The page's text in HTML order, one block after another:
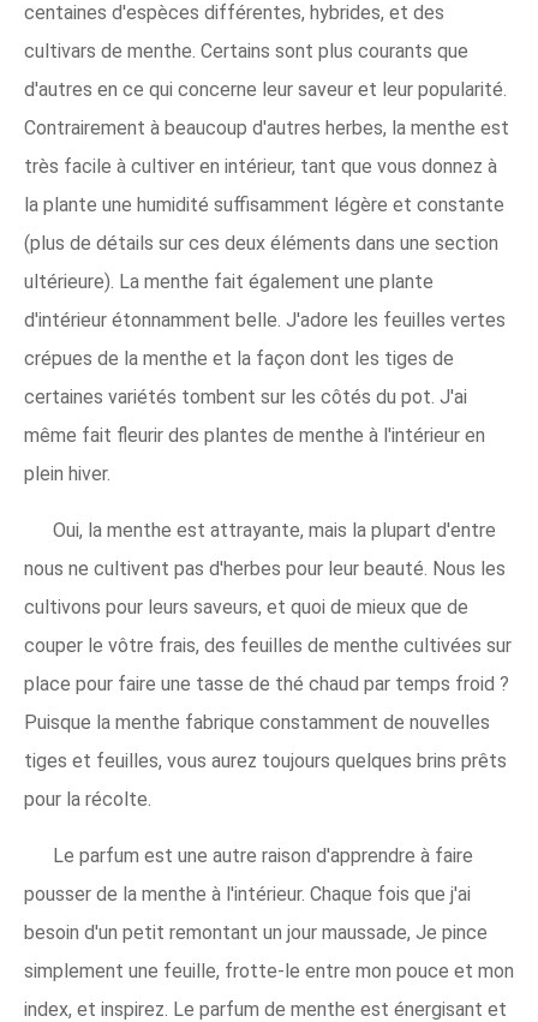
centaines d'espèces différentes, hybrides, et des
cultivars de menthe. Certains sont plus courants que
d'autres en ce qui concerne leur saveur et leur popularité.
Contrairement à beaucoup d'autres herbes, la menthe est
très facile à cultiver en intérieur, tant que vous donnez à
la plante une humidité suffisamment légère et constante
(plus de détails sur ces deux éléments dans une section
ultérieure). La menthe fait également une plante
d'intérieur étonnamment belle. J'adore les feuilles vertes
crépues de la menthe et la façon dont les tiges de
certaines variétés tombent sur les côtés du pot. J'ai
même fait fleurir des plantes de menthe à l'intérieur en
plein hiver.
Oui, la menthe est attrayante, mais la plupart d'entre
nous ne cultivent pas d'herbes pour leur beauté. Nous les
cultivons pour leurs saveurs, et quoi de mieux que de
couper le vôtre frais, des feuilles de menthe cultivées sur
place pour faire une tasse de thé chaud par temps froid ?
Puisque la menthe fabrique constamment de nouvelles
tiges et feuilles, vous aurez toujours quelques brins prêts
pour la récolte.
Le parfum est une autre raison d'apprendre à faire
pousser de la menthe à l'intérieur. Chaque fois que j'ai
besoin d'un petit remontant un jour maussade, Je pince
simplement une feuille, frotte-le entre mon pouce et mon
index, et inspirez. Le parfum de menthe est énergisant et